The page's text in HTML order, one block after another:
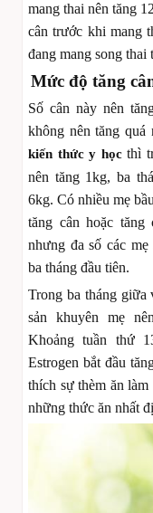
mang thai nên tăng
cân trước khi mang
đang mang song thai
Mức độ tăng
Số cân này nên
không nên tăng quá
kiến thức y họcthì
nên tăng 1kg, ba
6kg. Có nhiều mẹ
tăng cân hoặc
nhưng đa số các
ba tháng đầu tiên.
Trong ba tháng giữa
sản khuyên mẹ
Khoảng tuần thứ
Estrogen bắt đầu
thích sự thèm ăn làm
những thức ăn nhất